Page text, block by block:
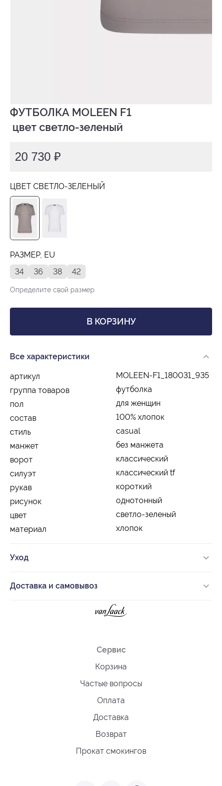
ФУТБОЛКА MOLEEN F1
цвет светло-зеленый
20 730 ₽
ЦВЕТ СВЕТЛО-ЗЕЛЕНЫЙ
РАЗМЕР, EU
34
36 38 42
Определите свой размер
В КОРЗИНУ
Все характеристики
артикул
MOLEEN-F1_180031_935
группа товаров
футболка
пол
для женщин
состав
100% хлопок
стиль
casual
манжет
без манжета
ворот
классический
силуэт
классический tf
рукав
короткий
рисунок
однотонный
цвет
светло-зеленый
материал
хлопок
Уход
Доставка и самовывоз
Сервис
Корзина
Частые вопросы
Оплата
Доставка
Возврат
Прокат смокингов